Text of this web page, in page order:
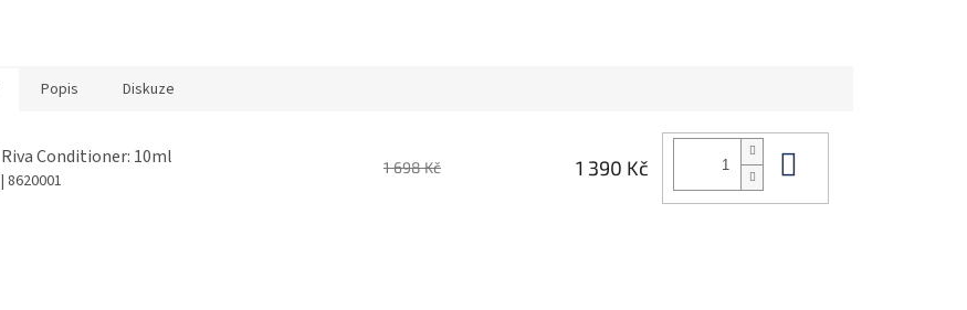
Popis Diskuze
Riva Conditioner: 10ml
| 8620001
1 698 Kč 1 390 Kč